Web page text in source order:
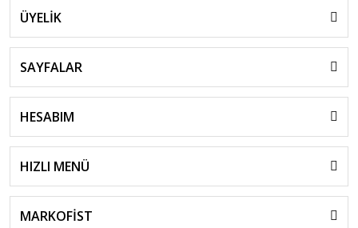
ÜYELİK
SAYFALAR
HESABIM
HIZLI MENÜ
MARKOFİST